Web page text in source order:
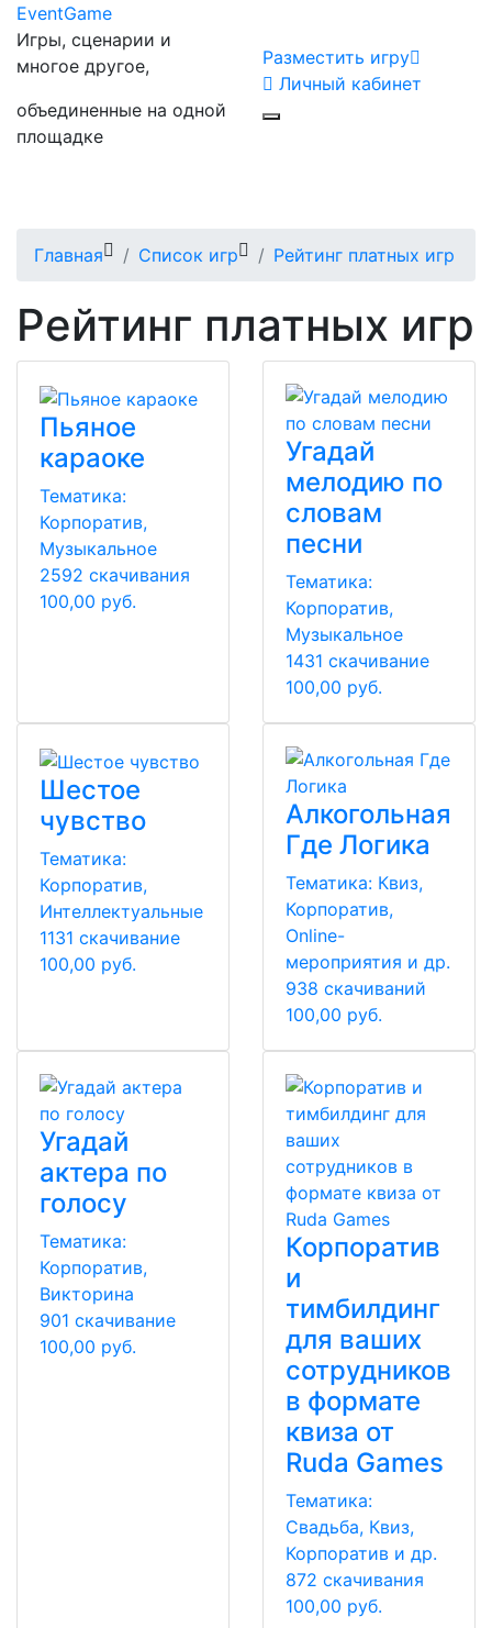
EventGame
Игры, сценарии и
многое другое,
объединенные на одной
площадке
Разместить игру
Личный кабинет
Главная Список игр Рейтинг платных игр
Рейтинг платных игр
Пьяное
караоке
Тематика:
Корпоратив,
Музыкальное
2592 скачивания
100,00 руб.
Угадай
мелодию по
словам
песни
Тематика:
Корпоратив,
Музыкальное
1431 скачивание
100,00 руб.
Шестое
чувство
Тематика:
Корпоратив,
Интеллектуальные
1131 скачивание
100,00 руб.
Алкогольная
Где Логика
Тематика: Квиз,
Корпоратив,
Online-
мероприятия и др.
938 скачиваний
100,00 руб.
Угадай
актера по
голосу
Тематика:
Корпоратив,
Викторина
901 скачивание
100,00 руб.
Корпоратив
и
тимбилдинг
для ваших
сотрудников
в формате
квиза от
Ruda Games
Тематика:
Свадьба, Квиз,
Корпоратив и др.
872 скачивания
100,00 руб.